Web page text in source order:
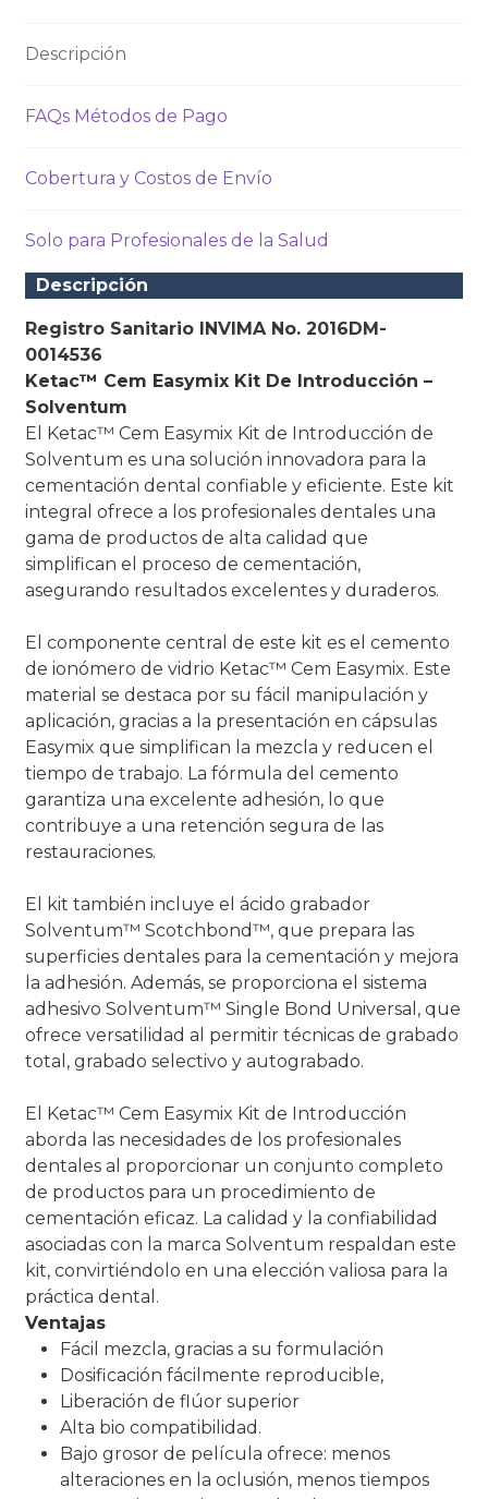
Descripción
FAQs Métodos de Pago
Cobertura y Costos de Envío
Solo para Profesionales de la Salud
Descripción
Registro Sanitario INVIMA No. 2016DM-
0014536
Ketac™ Cem Easymix Kit De Introducción –
Solventum
El Ketac™ Cem Easymix Kit de Introducción de
Solventum es una solución innovadora para la
cementación dental confiable y eficiente. Este kit
integral ofrece a los profesionales dentales una
gama de productos de alta calidad que
simplifican el proceso de cementación,
asegurando resultados excelentes y duraderos.
El componente central de este kit es el cemento
de ionómero de vidrio Ketac™ Cem Easymix. Este
material se destaca por su fácil manipulación y
aplicación, gracias a la presentación en cápsulas
Easymix que simplifican la mezcla y reducen el
tiempo de trabajo. La fórmula del cemento
garantiza una excelente adhesión, lo que
contribuye a una retención segura de las
restauraciones.
El kit también incluye el ácido grabador
Solventum™ Scotchbond™, que prepara las
superficies dentales para la cementación y mejora
la adhesión. Además, se proporciona el sistema
adhesivo Solventum™ Single Bond Universal, que
ofrece versatilidad al permitir técnicas de grabado
total, grabado selectivo y autograbado.
El Ketac™ Cem Easymix Kit de Introducción
aborda las necesidades de los profesionales
dentales al proporcionar un conjunto completo
de productos para un procedimiento de
cementación eficaz. La calidad y la confiabilidad
asociadas con la marca Solventum respaldan este
kit, convirtiéndolo en una elección valiosa para la
práctica dental.
Ventajas
Fácil mezcla, gracias a su formulación
Dosificación fácilmente reproducible,
Liberación de flúor superior
Alta bio compatibilidad.
Bajo grosor de película ofrece: menos
alteraciones en la oclusión, menos tiempos